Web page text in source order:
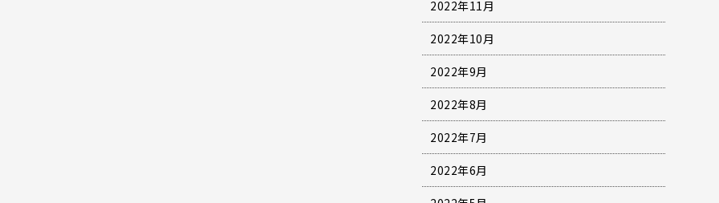
2022年11月
2022年10月
2022年9月
2022年8月
2022年7月
2022年6月